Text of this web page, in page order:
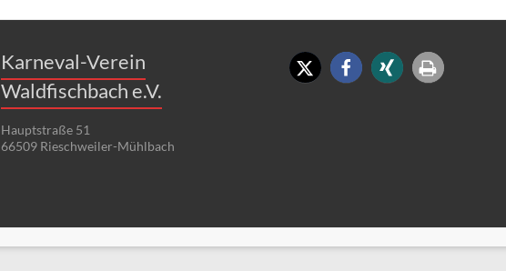
Karneval-Verein
Waldfischbach e.V.
Hauptstraße 51
66509 Rieschweiler-Mühlbach